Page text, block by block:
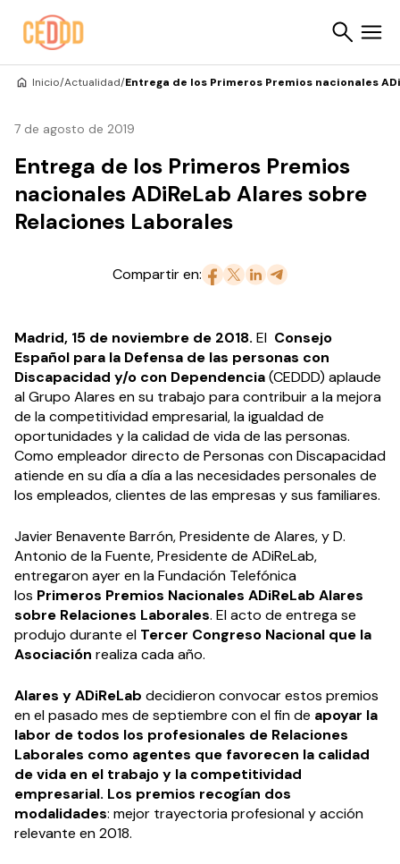
Inicio/Actualidad/Entrega de los Primeros Premios nacionales
7 de agosto de 2019
Entrega de los Primeros Premios
nacionales ADiReLab Alares sobre
Relaciones Laborales
Compartir en:
Madrid, 15 de noviembre de 2018. El Consejo
Español para la Defensa de las personas con
Discapacidad y/o con Dependencia(CEDDD) aplaude
al Grupo Alares en su trabajo para contribuir a la mejora
de la competitividad empresarial, la igualdad de
oportunidades y la calidad de vida de las personas.
Como empleador directo de Personas con Discapacidad
atiende en su día a día a las necesidades personales de
los empleados, clientes de las empresas y sus familiares.
Javier Benavente Barrón, Presidente de Alares, y D.
Antonio de la Fuente, Presidente de ADiReLab,
entregaron ayer en la Fundación Telefónica
los Primeros Premios Nacionales ADiReLab Alares
sobre Relaciones Laborales. El acto de entrega se
produjo durante el Tercer Congreso Nacional que la
Asociación realiza cada año.
Alares y ADiReLab decidieron convocar estos premios
en el pasado mes de septiembre con el fin de apoyar la
labor de todos los profesionales de Relaciones
Laborales como agentes que favorecen la calidad
de vida en el trabajo y la competitividad
empresarial. Los premios recogían dos
modalidades: mejor trayectoria profesional y acción
relevante en 2018.